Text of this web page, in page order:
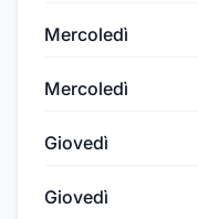
Mercoledì
Mercoledì
Giovedì
Giovedì